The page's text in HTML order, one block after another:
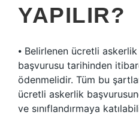
YAPILIR?
⦁ Belirlenen ücretli
başvurusu tarihinden
ödenmelidir. Tüm bu
ücretli askerlik
ve sınıflandırmaya